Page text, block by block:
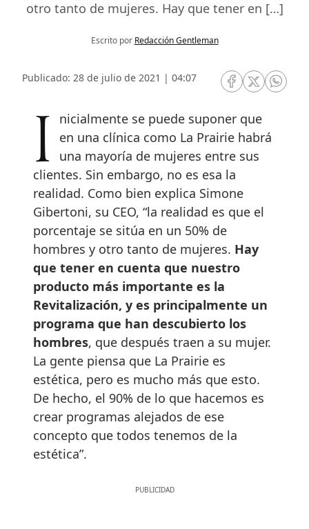
otro tanto de mujeres. Hay que tener en […]
Escrito por Redacción Gentleman
Publicado: 28 de julio de 2021 | 04:07
RRSS Facebook
RRSSRRSS
Inicialmente se puede suponer que
en una clínica como La Prairie habrá
una mayoría de mujeres entre sus
clientes. Sin embargo, no es esa la
realidad. Como bien explica Simone
Gibertoni, su CEO, “la realidad es que el
porcentaje se sitúa en un 50% de
hombres y otro tanto de mujeres. Hay
que tener en cuenta que nuestro
producto más importante es la
Revitalización, y es principalmente un
programa que han descubierto los
hombres, que después traen a su mujer.
La gente piensa que La Prairie es
estética, pero es mucho más que esto.
De hecho, el 90% de lo que hacemos es
crear programas alejados de ese
concepto que todos tenemos de la
estética”.